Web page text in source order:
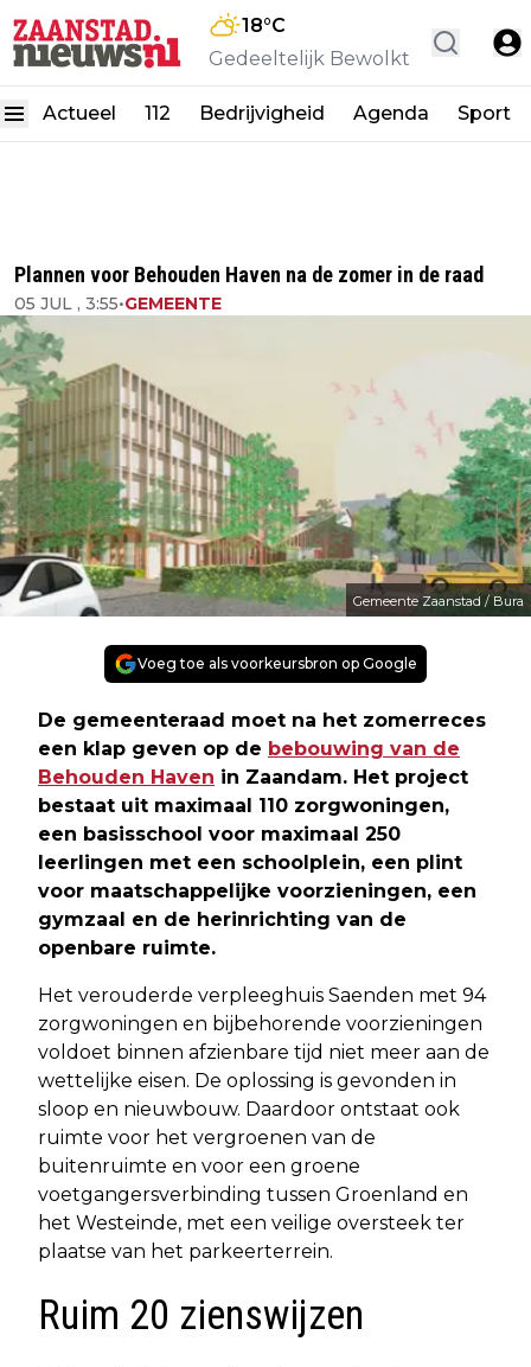
18°C
Gedeeltelijk Bewolkt
Actueel 112 Bedrijvigheid Agenda Sport
Plannen voor Behouden Haven na de zomer in de raad
05 JUL , 3:55•GEMEENTE
Gemeente Zaanstad / Bura
Voeg toe als voorkeursbron op Google
De gemeenteraad moet na het zomerreces
een klap geven op de bebouwing van de
Behouden Haven in Zaandam. Het project
bestaat uit maximaal 110 zorgwoningen,
een basisschool voor maximaal 250
leerlingen met een schoolplein, een plint
voor maatschappelijke voorzieningen, een
gymzaal en de herinrichting van de
openbare ruimte.
Het verouderde verpleeghuis Saenden met 94
zorgwoningen en bijbehorende voorzieningen
voldoet binnen afzienbare tijd niet meer aan de
wettelijke eisen. De oplossing is gevonden in
sloop en nieuwbouw. Daardoor ontstaat ook
ruimte voor het vergroenen van de
buitenruimte en voor een groene
voetgangersverbinding tussen Groenland en
het Westeinde, met een veilige oversteek ter
plaatse van het parkeerterrein.
Ruim 20 zienswijzen